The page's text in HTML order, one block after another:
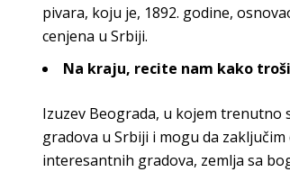
pivara, koju je, 1892. godine,
cenjena u Srbiji.
Na kraju, recite nam kako
Izuzev Beograda, u kojem
gradova u Srbiji i mogu da
interesantnih gradova, zemlja sa